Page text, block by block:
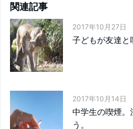
関連記事
2017年10月27日
子どもが友達と
2017年10月14日
中学生の喫煙。
う。